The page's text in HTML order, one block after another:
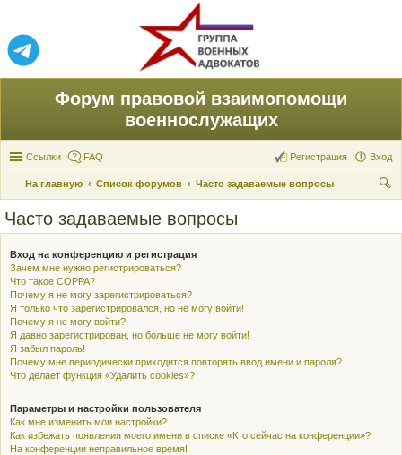
Форум правовой взаимопомощи
военнослужащих
Ссылки FAQ Вход
Регистрация
На главную Список форумов
Часто задаваемые вопросы
Часто задаваемые вопросы
Вход на конференцию и регистрация
Зачем мне нужно регистрироваться?
Что такое COPPA?
Почему я не могу зарегистрироваться?
Я только что зарегистрировался, но не могу войти!
Почему я не могу войти?
Я давно зарегистрирован, но больше не могу войти!
Я забыл пароль!
Почему мне периодически приходится повторять ввод имени и пароля?
Что делает функция «Удалить cookies»?
Параметры и настройки пользователя
Как мне изменить мои настройки?
Как избежать появления моего имени в списке «Кто сейчас на конференции»?
На конференции неправильное время!